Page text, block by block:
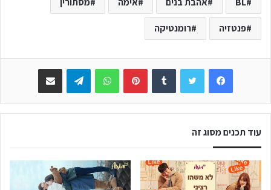
פנטזיה רומנטיקה
Facebook
WhatsApp
Telegram
עוד תכנים מסוג זה